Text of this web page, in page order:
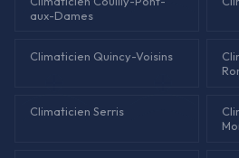
aux-Dames
Climaticien Quincy-Voisins
Climaticien Serris